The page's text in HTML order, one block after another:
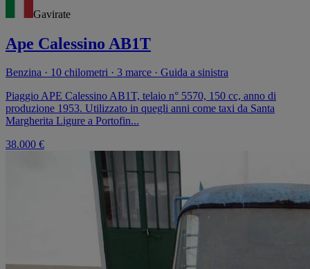
Gavirate
Ape Calessino AB1T
Benzina · 10 chilometri · 3 marce · Guida a sinistra
Piaggio APE Calessino AB1T, telaio n° 5570, 150 cc, anno di
produzione 1953. Utilizzato in quegli anni come taxi da Santa
Margherita Ligure a Portofin...
38.000 €